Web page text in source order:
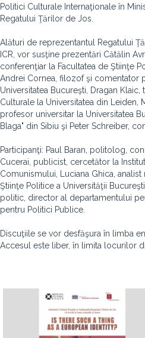
Politici Culturale Internaţionale în
Regatului Ţărilor de Jos.
Alături de reprezentantul Regatului
ICR, vor susţine prezentări Cătălin
conferenţiar la Facultatea de Ştiinţe
Andrei Cornea, filozof şi comentator
Universitatea Bucureşti, Dragan
Culturale la Universitatea din Leiden,
profesor universitar la Universitatea
Blaga" din Sibiu şi Peter Schreiber,
Participanţi: Paul Baran, politolog,
Cucerai, publicist, cercetător la
Comunismului, Luciana Ghica,
Ştiinţe Politice a Universităţii
politic, director al departamentului
pentru Politici Publice.
Discuţiile se vor desfăşura în limba
Accesul este liber, în limita locurilor